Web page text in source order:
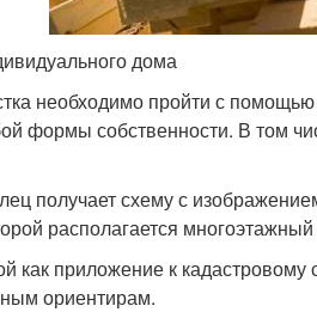
дома
необходимо пройти с
формы собственности. В том
получает схему с
располагается
как приложение к кадастровому
ориентирам.